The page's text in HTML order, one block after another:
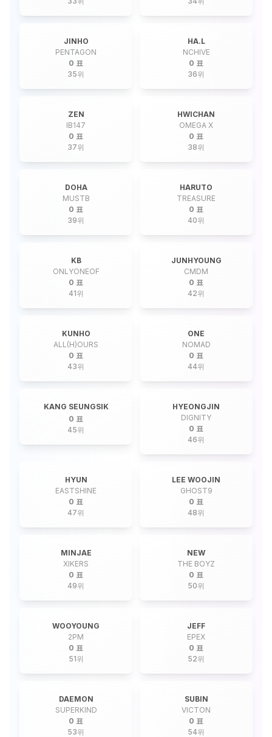
JINHO
PENTAGON
0 표
35위
HA.L
NCHIVE
0 표
36위
ZEN
IB147
0 표
37위
HWICHAN
OMEGA X
0 표
38위
DOHA
MUSTB
0 표
39위
HARUTO
TREASURE
0 표
40위
KB
ONLYONEOF
0 표
41위
JUNHYOUNG
CMDM
0 표
42위
KUNHO
ALL(H)OURS
0 표
43위
ONE
NOMAD
0 표
44위
KANG SEUNGSIK
0 표
45위
HYEONGJIN
DIGNITY
0 표
46위
HYUN
EASTSHINE
0 표
47위
LEE WOOJIN
GHOST9
0 표
48위
MINJAE
XIKERS
0 표
49위
NEW
THE BOYZ
0 표
50위
WOOYOUNG
2PM
0 표
51위
JEFF
EPEX
0 표
52위
DAEMON
SUPERKIND
0 표
53위
SUBIN
VICTON
0 표
54위